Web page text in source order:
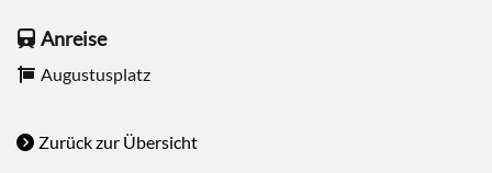
Anreise
Augustusplatz
Zurück zur Übersicht